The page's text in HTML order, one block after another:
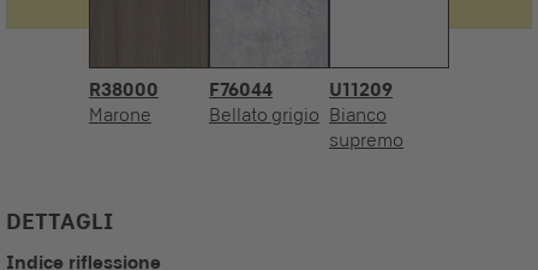
R38000
Marone
F76044
Bellato grigio
U11209
Bianco
supremo
DETTAGLI
Indice riflessione